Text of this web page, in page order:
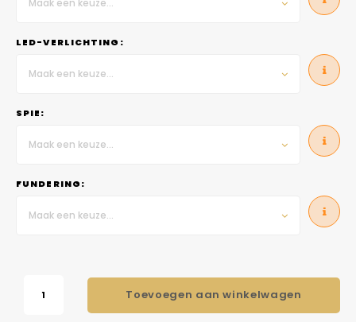
Maak een keuze...
LED-VERLICHTING:
Maak een keuze...
SPIE:
Maak een keuze...
FUNDERING:
Maak een keuze...
Toevoegen aan winkelwagen